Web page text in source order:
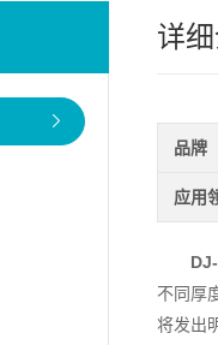
详
品牌
应用
不同厚
将发出